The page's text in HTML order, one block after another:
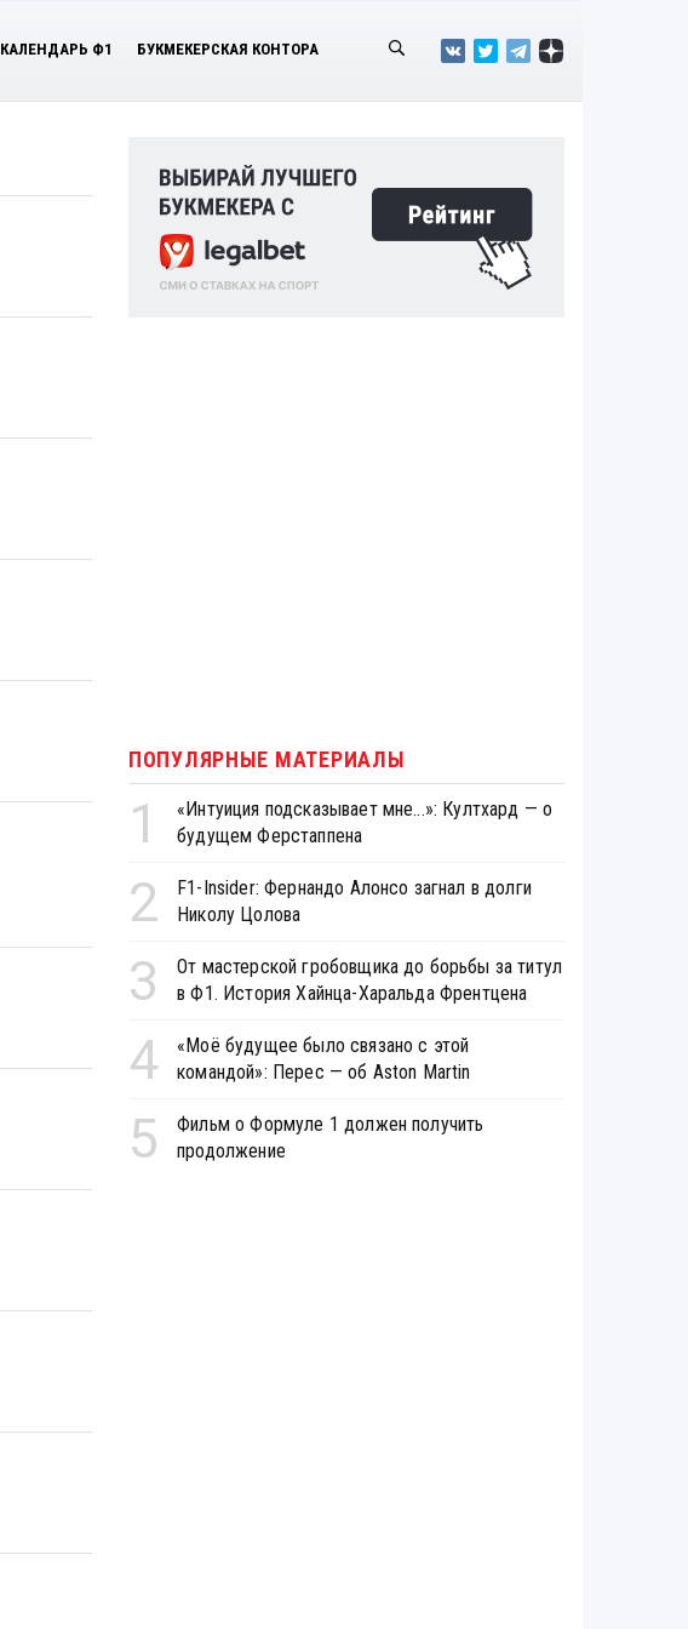
КАЛЕНДАРЬ Ф1 БУКМЕКЕРСКАЯ КОНТОРА
ПОПУЛЯРНЫЕ МАТЕРИАЛЫ
1
«Интуиция подсказывает мне...»: Култхард — о
будущем Ферстаппена
2
F1-Insider: Фернандо Алонсо загнал в долги
Николу Цолова
3
От мастерской гробовщика до борьбы за титул
в Ф1. История Хайнца-Харальда Френтцена
4
«Моё будущее было связано с этой
командой»: Перес — об Aston Martin
5
Фильм о Формуле 1 должен получить
продолжение